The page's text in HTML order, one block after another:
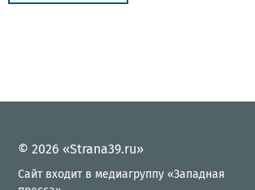
© 2026 «Strana39.ru»
Сайт входит в медиагруппу «Западная